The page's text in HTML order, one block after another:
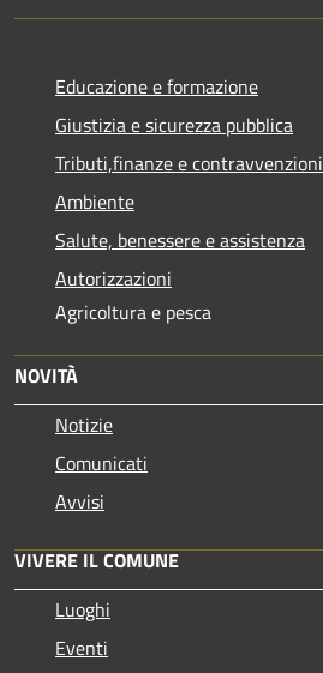
Educazione e formazione
Giustizia e sicurezza pubblica
Tributi,finanze e contravvenzioni
Ambiente
Salute, benessere e assistenza
Autorizzazioni
Agricoltura e pesca
NOVITÀ
Notizie
Comunicati
Avvisi
VIVERE IL COMUNE
Luoghi
Eventi